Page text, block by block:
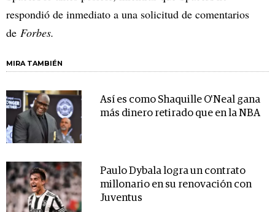
respondió de inmediato a una solicitud de comentarios
de Forbes.
MIRA TAMBIÉN
Así es como Shaquille O'Neal gana
más dinero retirado que en la NBA
Paulo Dybala logra un contrato
millonario en su renovación con
Juventus